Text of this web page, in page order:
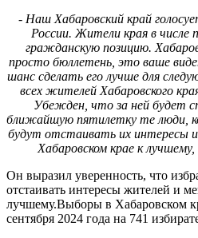
- Наш Хабаровский край
России. Жители края в
гражданскую позицию.
просто бюллетень, это ваше
шанс сделать его лучше для
всех жителей Хабаровского
Убежден, что за ней будет
ближайшую пятилетку те люди,
будут отстаивать их интересы и
Хабаровском крае к лучшему,
Он выразил уверенность, что
отстаивать интересы жителей и
лучшему.Выборы в Хабаровском
сентября 2024 года на 741